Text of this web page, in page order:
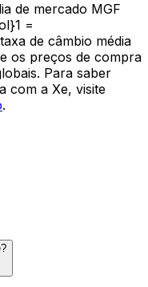
de mercado MGF
=
de câmbio média
os preços de compra
Para saber
com a Xe, visite
.